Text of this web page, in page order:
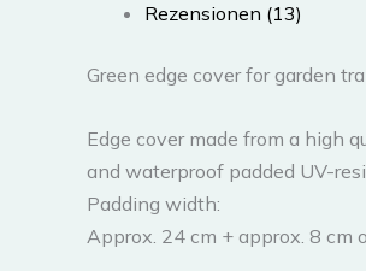
Rezensionen (13)
Green edge cover for garden
Edge cover made from a high
and waterproof padded UV-
Padding width:
Approx. 24 cm + approx. 8 cm